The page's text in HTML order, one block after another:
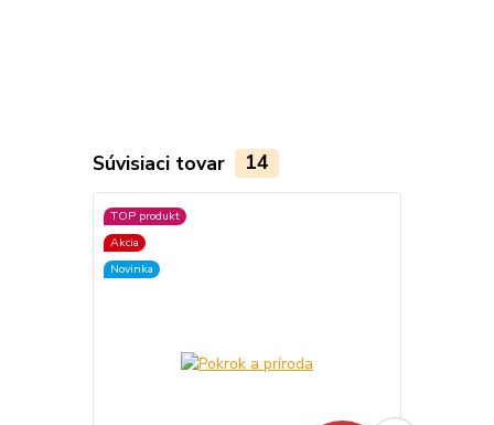
Súvisiaci tovar 14
TOP produkt
Akcia
Novinka